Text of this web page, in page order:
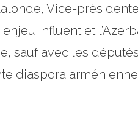
Vice-
influent et
sauf avec les
diaspora